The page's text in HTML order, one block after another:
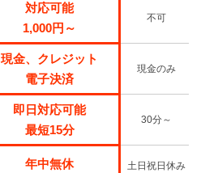
対応可能
1,000円～
不可
現金、クレジット
電子決済
現金のみ
即日対応可能
最短15分
30分～
年中無休
土日祝日休み